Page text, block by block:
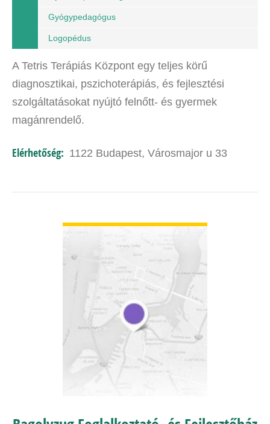
Gyógypedagógus
Logopédus
A Tetris Terápiás Központ egy teljes körű
diagnosztikai, pszichoterápiás, és fejlesztési
szolgáltatásokat nyújtó felnőtt- és gyermek
magánrendelő.
Elérhetőség: 1122 Budapest, Városmajor u 33